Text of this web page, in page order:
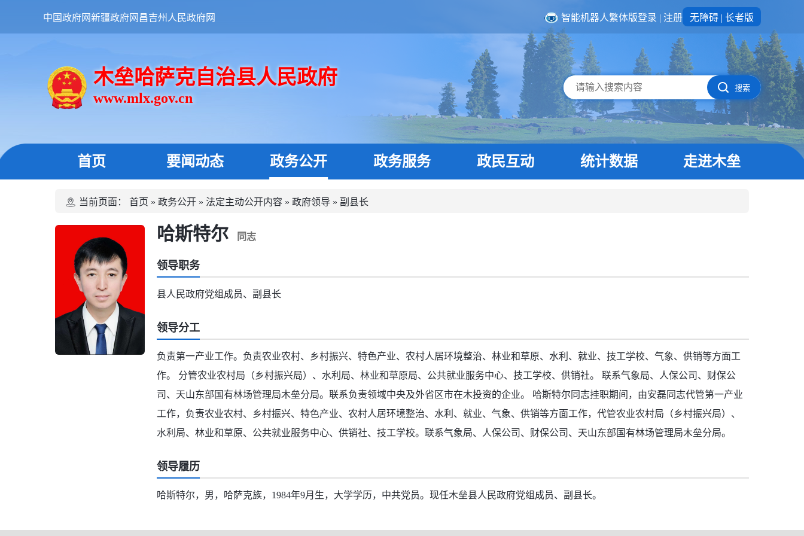
中国政府网新疆政府网 昌吉州人民政府网 智能机器人繁体版登录 | 注册 无障碍 | 长者版
木垒哈萨克自治县人民政府
www.mlx.gov.cn
搜索
首页 要闻动态 政务公开 政务服务 政民互动 统计数据 走进木垒
当前页面： 首页 » 政务公开 » 法定主动公开内容 » 政府领导 » 副县长
哈斯特尔 同志
领导职务
县人民政府党组成员、副县长
领导分工
负责第一产业工作。负责农业农村、乡村振兴、特色产业、农村人居环境整治、林业和草原、水利、就业、技工学校、气象、供销等方面工
作。 分管农业农村局（乡村振兴局）、水利局、林业和草原局、公共就业服务中心、技工学校、供销社。 联系气象局、人保公司、财保公
司、天山东部国有林场管理局木垒分局。联系负责领域中央及外省区市在木投资的企业。 哈斯特尔同志挂职期间，由安磊同志代管第一产业
工作，负责农业农村、乡村振兴、特色产业、农村人居环境整治、水利、就业、气象、供销等方面工作，代管农业农村局（乡村振兴局）、
水利局、林业和草原、公共就业服务中心、供销社、技工学校。联系气象局、人保公司、财保公司、天山东部国有林场管理局木垒分局。
领导履历
哈斯特尔，男，哈萨克族，1984年9月生，大学学历，中共党员。现任木垒县人民政府党组成员、副县长。